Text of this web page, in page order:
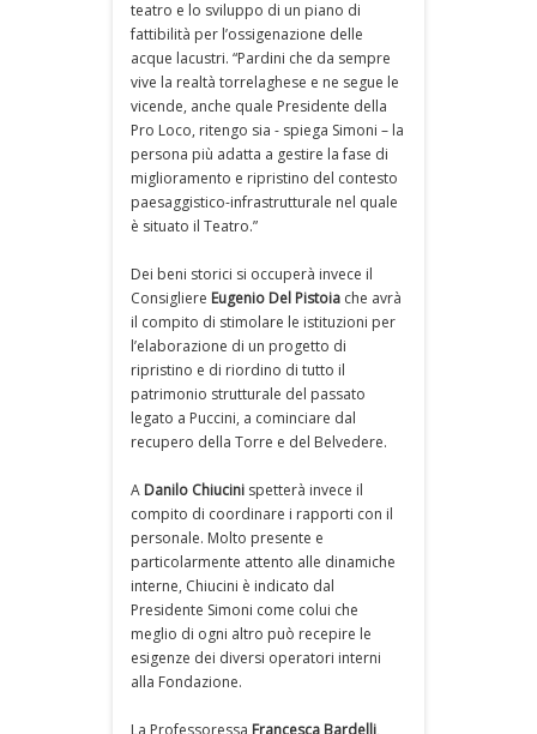
teatro e lo sviluppo di un piano di
fattibilità per l’ossigenazione delle
acque lacustri. “Pardini che da sempre
vive la realtà torrelaghese e ne segue le
vicende, anche quale Presidente della
Pro Loco, ritengo sia - spiega Simoni – la
persona più adatta a gestire la fase di
miglioramento e ripristino del contesto
paesaggistico-infrastrutturale nel quale
è situato il Teatro.”
Dei beni storici si occuperà invece il
Consigliere Eugenio Del Pistoia che avrà
il compito di stimolare le istituzioni per
l’elaborazione di un progetto di
ripristino e di riordino di tutto il
patrimonio strutturale del passato
legato a Puccini, a cominciare dal
recupero della Torre e del Belvedere.
A Danilo Chiucini spetterà invece il
compito di coordinare i rapporti con il
personale. Molto presente e
particolarmente attento alle dinamiche
interne, Chiucini è indicato dal
Presidente Simoni come colui che
meglio di ogni altro può recepire le
esigenze dei diversi operatori interni
alla Fondazione.
La Professoressa Francesca Bardelli,